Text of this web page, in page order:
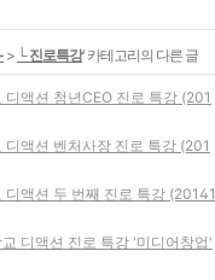
> └ 진로특강' 카테고리의 다른 글
디액션 청년CEO 진로 특강 (201
디액션 벤처사장 진로 특강 (201
디액션 두 번째 진로 특강 (20141
디액션 진로 특강 '미디어창업'